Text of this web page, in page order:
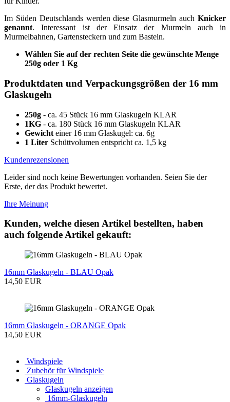
Im Süden Deutschlands werden diese Glasmurmeln auch Knicker
genannt. Interessant ist der Einsatz der Murmeln auch in
Murmelbahnen, Gartensteckern und zum Basteln.
Wählen Sie auf der rechten Seite die gewünschte Menge
250g oder 1 Kg
Produktdaten und Verpackungsgrößen der 16 mm
Glaskugeln
250g - ca. 45 Stück 16 mm Glaskugeln KLAR
1KG - ca. 180 Stück 16 mm Glaskugeln KLAR
Gewicht einer 16 mm Glaskugel: ca. 6g
1 Liter Schüttvolumen entspricht ca. 1,5 kg
Kundenrezensionen
Leider sind noch keine Bewertungen vorhanden. Seien Sie der
Erste, der das Produkt bewertet.
Ihre Meinung
Kunden, welche diesen Artikel bestellten, haben
auch folgende Artikel gekauft:
16mm Glaskugeln - BLAU Opak
14,50 EUR
16mm Glaskugeln - ORANGE Opak
14,50 EUR
Windspiele
Zubehör für Windspiele
Glaskugeln
Glaskugeln anzeigen
16mm-Glaskugeln